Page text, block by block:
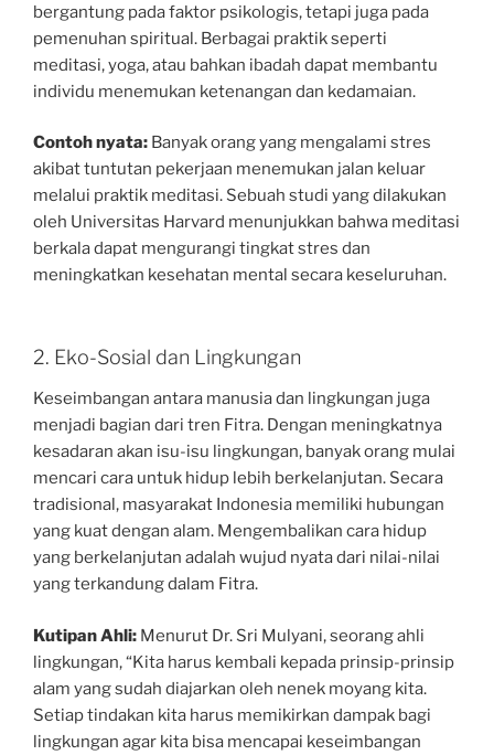
bergantung pada faktor psikologis, tetapi juga pada
pemenuhan spiritual. Berbagai praktik seperti
meditasi, yoga, atau bahkan ibadah dapat membantu
individu menemukan ketenangan dan kedamaian.
Contoh nyata: Banyak orang yang mengalami stres
akibat tuntutan pekerjaan menemukan jalan keluar
melalui praktik meditasi. Sebuah studi yang dilakukan
oleh Universitas Harvard menunjukkan bahwa meditasi
berkala dapat mengurangi tingkat stres dan
meningkatkan kesehatan mental secara keseluruhan.
2. Eko-Sosial dan Lingkungan
Keseimbangan antara manusia dan lingkungan juga
menjadi bagian dari tren Fitra. Dengan meningkatnya
kesadaran akan isu-isu lingkungan, banyak orang mulai
mencari cara untuk hidup lebih berkelanjutan. Secara
tradisional, masyarakat Indonesia memiliki hubungan
yang kuat dengan alam. Mengembalikan cara hidup
yang berkelanjutan adalah wujud nyata dari nilai-nilai
yang terkandung dalam Fitra.
Kutipan Ahli: Menurut Dr. Sri Mulyani, seorang ahli
lingkungan, “Kita harus kembali kepada prinsip-prinsip
alam yang sudah diajarkan oleh nenek moyang kita.
Setiap tindakan kita harus memikirkan dampak bagi
lingkungan agar kita bisa mencapai keseimbangan